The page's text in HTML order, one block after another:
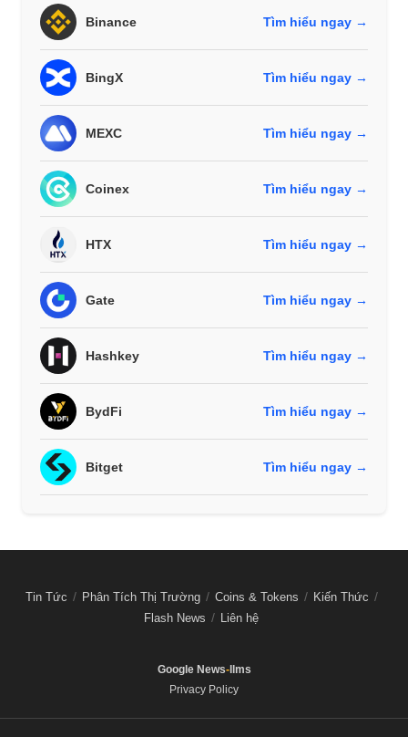
Binance Tìm hiểu ngay →
BingX Tìm hiểu ngay →
MEXC Tìm hiểu ngay →
Coinex Tìm hiểu ngay →
HTX Tìm hiểu ngay →
Gate Tìm hiểu ngay →
Hashkey Tìm hiểu ngay →
BydFi Tìm hiểu ngay →
Bitget Tìm hiểu ngay →
Tin Tức Phân Tích Thị Trường Coins & Tokens
Kiến Thức
Flash News
Liên hệ
Google News-llms
Privacy Policy